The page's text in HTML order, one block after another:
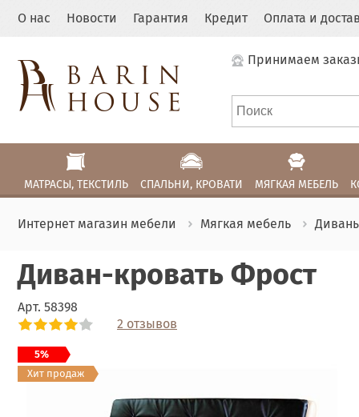
О нас Новости Гарантия Кредит Оплата и
Принимаем
МАТРАСЫ, ТЕКСТИЛЬ СПАЛЬНИ, КРОВАТИ МЯГКАЯ МЕБЕЛЬ
Интернет магазин мебели Мягкая мебель
Диван-кровать Фрост
Арт. 58398
2 отзывов
5%
Хит продаж
Link
Link
Link
Link
Link
Link
Link
Link
Link
Link
Link
Link
Link
Link
Link